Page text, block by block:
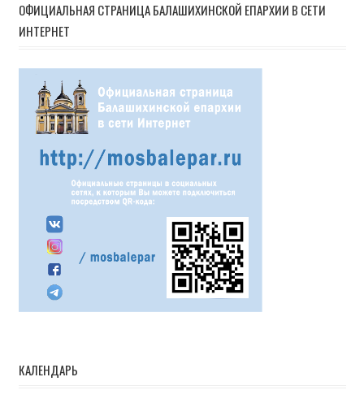
записям
ОФИЦИАЛЬНАЯ СТРАНИЦА БАЛАШИХИНСКОЙ ЕПАРХИИ В СЕТИ
ИНТЕРНЕТ
КАЛЕНДАРЬ